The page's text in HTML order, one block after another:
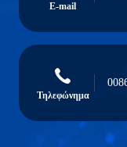
E-mail
Τηλεφώνημα